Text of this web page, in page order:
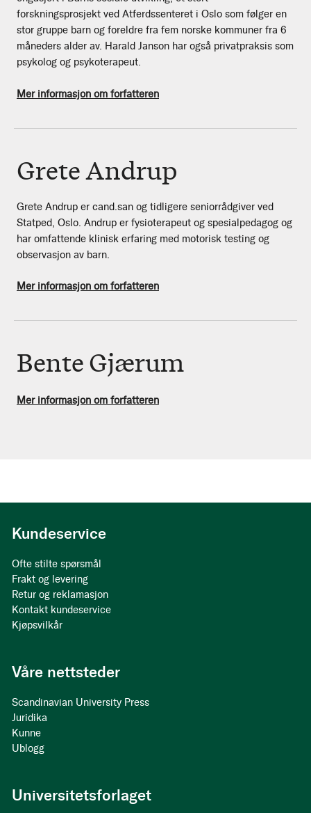
forskningsprosjekt ved Atferdssenteret i Oslo som følger en
stor gruppe barn og foreldre fra fem norske kommuner fra 6
måneders alder av. Harald Janson har også privatpraksis som
psykolog og psykoterapeut.
Mer informasjon om forfatteren
Grete Andrup
Grete Andrup er cand.san og tidligere seniorrådgiver ved
Statped, Oslo. Andrup er fysioterapeut og spesialpedagog og
har omfattende klinisk erfaring med motorisk testing og
observasjon av barn.
Mer informasjon om forfatteren
Bente Gjærum
Mer informasjon om forfatteren
Kundeservice
Ofte stilte spørsmål
Frakt og levering
Retur og reklamasjon
Kontakt kundeservice
Kjøpsvilkår
Våre nettsteder
Scandinavian University Press
Juridika
Kunne
Ublogg
Universitetsforlaget